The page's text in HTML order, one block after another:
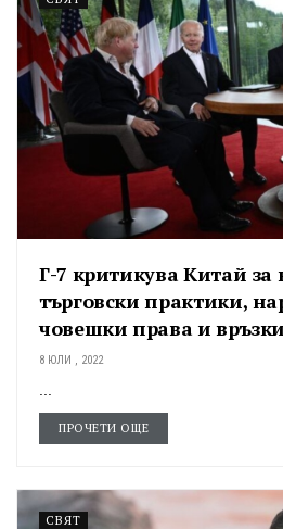
Г-7 критикува Китай за
търговски практики,
човешки права и
8 ЮЛИ , 2022
ПРОЧЕТИ ОЩЕ
СВЯТ